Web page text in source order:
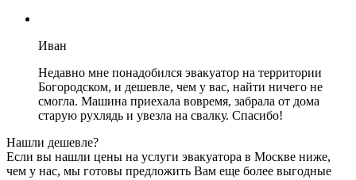
Иван
Недавно мне понадобился эвакуатор на территории
Богородском, и дешевле, чем у вас, найти ничего не
смогла. Машина приехала вовремя, забрала от дома
старую рухлядь и увезла на свалку. Спасибо!
Нашли дешевле?
Если вы нашли цены на услуги эвакуатора в Москве ниже,
чем у нас, мы готовы предложить Вам еще более выгодные